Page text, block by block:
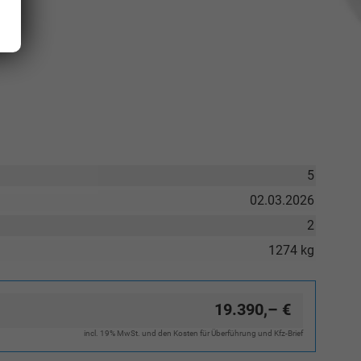
5
02.03.2026
2
1274 kg
19.390,– €
incl. 19% MwSt. und den Kosten für Überführung und Kfz-Brief